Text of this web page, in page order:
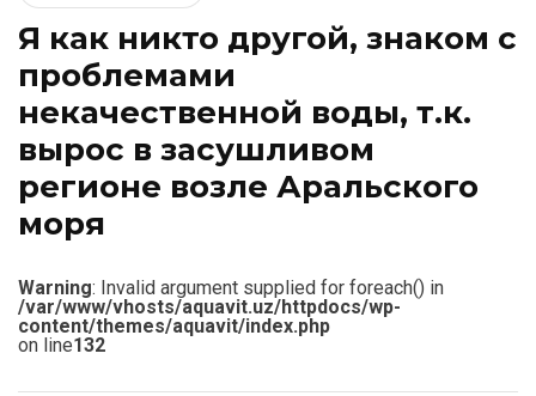
Я как никто другой, знаком c
проблемами
некачественной воды, т.к.
вырос в засушливом
регионе возле Аральского
моря
Warning: Invalid argument supplied for foreach() in
/var/www/vhosts/aquavit.uz/httpdocs/wp-
content/themes/aquavit/index.php
on line132